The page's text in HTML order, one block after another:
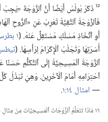
١٥ ذَكَرَ بُولُسُ أَيْضًا أَنَّ ٱلزَّوْجَةَ «يَجِبُ
فَٱلزَّوْجَةُ ٱلتَّقِيَّةُ تُعْرِبُ عَنِ «ٱلرُّوحِ
أَوِ ٱتِّخَاذِ مَسْلَكٍ مُسْتَقِلٍّ عَنْهُ.‏ (‏١ بطرس ٣:‏٤
أُسْرَتِهَا وَتَجْلُبُ ٱلْإِكْرَامَ لِرَأْسِهَا.‏ (‏تيطس
ٱلزَّوْجَةُ ٱلْمَسِيحِيَّةُ إِلَى ٱلتَّكَلُّمِحَسَنًا
ٱحْتِرَامِهِ أَمَامَ ٱلْآخَرِينَ.‏ وَهِيَ تَبْذُلُ
—‏امثال ١٤:‏١ ‏.‏
١٦ مَاذَا تَتَعَلَّمُ ٱلزَّوْجَاتُ ٱلْمَسِيحِيَّاتُ مِنْ مِثَالِ سَارَةَ وَرِفْقَةَ؟‏